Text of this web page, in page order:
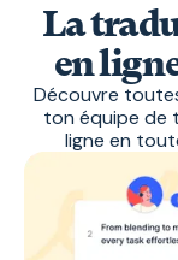
La
en
Découvre
ton équipe de
ligne en